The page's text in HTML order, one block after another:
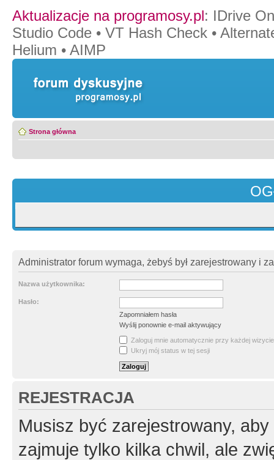
Aktualizacje na programosy.pl: IDrive
Studio Code • VT Hash Check •
Helium • AIMP
Strona główna
Administrator forum wymaga, żebyś był zarejestrowany i
Nazwa użytkownika:
Hasło:
Zapomniałem hasła
Wyślij ponownie e-mail aktywujący
Zaloguj mnie automatycznie przy każdej wizycie
Ukryj mój status w tej sesji
REJESTRACJA
Musisz być zarejestrowany,
zajmuje tylko kilka chwil, ale